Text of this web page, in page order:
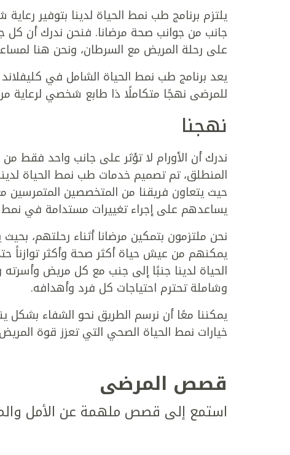
يلتزم برنامج طب نمط الحياة لدينا بتوفير
جانب من جوانب صحة مرضانا. فنحن ندرك أن كل
على رحلة المريض مع السرطان، ونحن هنا
يعد برنامج طب نمط الحياة الشامل في
للمرضى نهجًا متكاملًا ذا طابع شخصي لرعاية
نهجنا
ندرك أن الأورام لا تؤثر على جانب واحد فقط
المنطلق، تم تصميم خدمات طب نمط الحياة
حيث يتعاون فريقنا من المتخصصين
يساعدهم على إجراء تغييرات مستدامة في
نحن ملتزمون بتمكين مرضانا أثناء رحلتهم،
يمكنهم من عيش حياة أكثر صحة وأكثر
الحياة لدينا جنبًا إلى جنب مع كل مريض
وشاملة تحترم احتياجات كل فرد وأهدافه.
يمكننا معًا أن نرسم الطريق نحو الشفاء
خيارات نمط الحياة الصحي التي تعزز قوة
قصص المرضى
استمع إلى قصص ملهمة عن الأمل